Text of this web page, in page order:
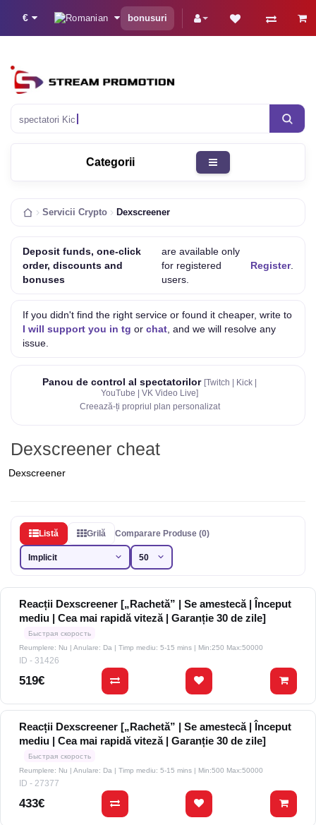
€ bonusuri
Categorii
Servicii Crypto Dexscreener
Deposit funds, one-click
order, discounts and
bonuses
are available only
for registered
users.
Register.
If you didn't find the right service or found it cheaper, write to
I will support you in tg or chat , and we will resolve any
issue.
Panou de control al spectatorilor [Twitch | Kick |
YouTube | VK Video Live]
Creează-ți propriul plan personalizat
Dexscreener cheat
Dexscreener
Listă Grilă Comparare Produse (0)
Reacții Dexscreener [„Rachetă” | Se amestecă | Început
mediu | Cea mai rapidă viteză | Garanție 30 de zile]
Быстрая скорость
Reumplere: Nu | Anulare: Da | Timp mediu: 5-15 mins | Min:250 Max:50000
ID - 31426
519€
Reacții Dexscreener [„Rachetă” | Se amestecă | Început
mediu | Cea mai rapidă viteză | Garanție 30 de zile]
Быстрая скорость
Reumplere: Nu | Anulare: Da | Timp mediu: 5-15 mins | Min:500 Max:50000
ID - 27377
433€